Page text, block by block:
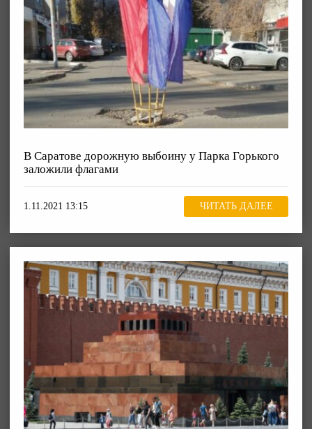
В Саратове дорожную выбоину у Парка Горького
заложили флагами
1.11.2021 13:15 ЧИТАТЬ ДАЛЕЕ